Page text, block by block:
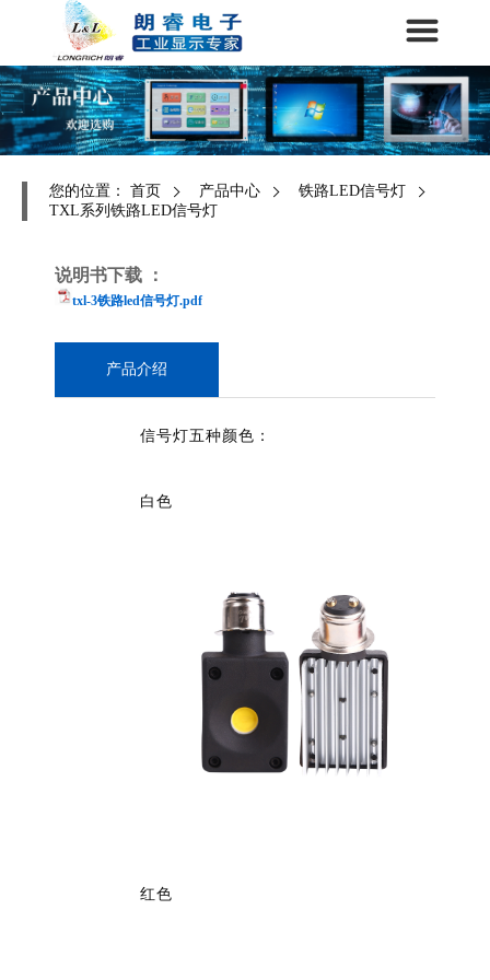
您的位置： 首页 产品中心
铁路LED信号灯
TXL系列铁路LED信号灯
说明书下载 ：
txl-3铁路led信号灯.pdf
产品介绍
信号灯五种颜色：
白色
红色